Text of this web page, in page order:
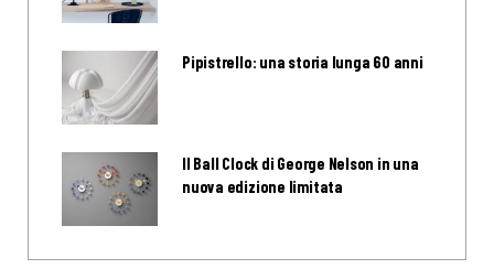
Pipistrello: una storia lunga 60 anni
Il Ball Clock di George Nelson in una
nuova edizione limitata